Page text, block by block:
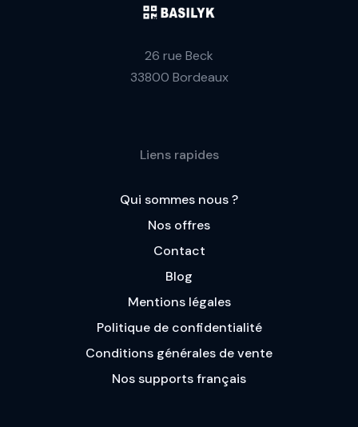
26 rue Beck
33800 Bordeaux
Liens rapides
Qui sommes nous ?
Nos offres
Contact
Blog
Mentions légales
Politique de confidentialité
Conditions générales de vente
Nos supports français